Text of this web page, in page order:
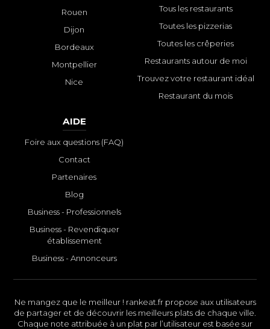
Rouen
Dijon
Bordeaux
Montpellier
Nice
Tous les restaurants
Toutes les pizzerias
Toutes les crêperies
Restaurants autour de moi
Trouvez votre restaurant idéal
Restaurant du mois
AIDE
Foire aux questions (FAQ)
Contact
Partenaires
Blog
Business - Professionnels
Business - Revendiquer
établissement
Business - Annonceurs
Ne mangez que le meilleur ! rankeat.fr propose aux utilisateurs
de partager et de découvrir les meilleurs plats de chaque ville.
Chaque note attribuée à un plat par l’utilisateur est basée sur